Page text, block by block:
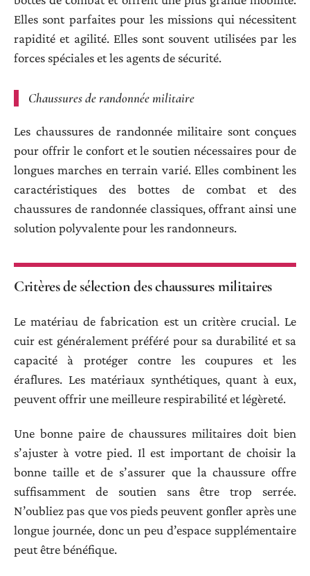
Elles sont parfaites pour les missions qui nécessitent
rapidité et agilité. Elles sont souvent utilisées par les
forces spéciales et les agents de sécurité.
Chaussures de randonnée militaire
Les chaussures de randonnée militaire sont conçues
pour offrir le confort et le soutien nécessaires pour de
longues marches en terrain varié. Elles combinent les
caractéristiques des bottes de combat et des
chaussures de randonnée classiques, offrant ainsi une
solution polyvalente pour les randonneurs.
Critères de sélection des chaussures militaires
Le matériau de fabrication est un critère crucial. Le
cuir est généralement préféré pour sa durabilité et sa
capacité à protéger contre les coupures et les
éraflures. Les matériaux synthétiques, quant à eux,
peuvent offrir une meilleure respirabilité et légèreté.
Une bonne paire de chaussures militaires doit bien
s’ajuster à votre pied. Il est important de choisir la
bonne taille et de s’assurer que la chaussure offre
suffisamment de soutien sans être trop serrée.
N’oubliez pas que vos pieds peuvent gonfler après une
longue journée, donc un peu d’espace supplémentaire
peut être bénéfique.